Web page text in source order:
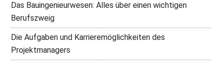
Das Bauingenieurwesen: Alles über einen wichtigen
Berufszweig
Die Aufgaben und Karrieremöglichkeiten des
Projektmanagers